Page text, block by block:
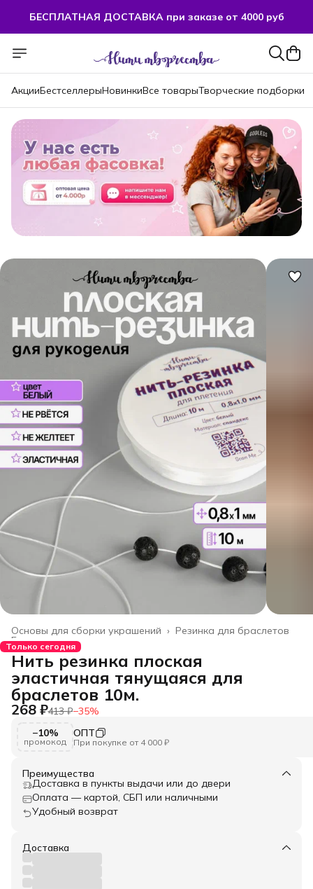
БЕСПЛАТНАЯ ДОСТАВКА при заказе от 4000 руб
БЕСПЛАТНАЯ ДОСТАВКА при заказе от 4000 руб
АкцииБестселлерыНовинкиВсе товарыТворческие подборки
Резинка для браслетов
Основы для сборки украшений ›
Главная ›
Только сегодня
Нить резинка плоская
эластичная тянущаяся для
браслетов 10м.
268 ₽413 ₽−35%
−10%
промокод
ОПТ
При покупке от 4 000 ₽
Преимущества
Доставка в пункты выдачи или до двери
Оплата — картой, СБП или наличными
Удобный возврат
Доставка